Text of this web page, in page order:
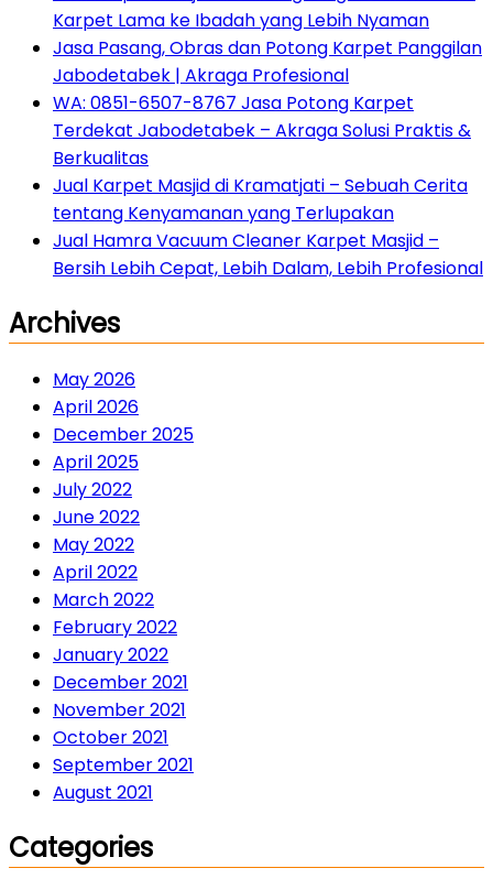
Karpet Lama ke Ibadah yang Lebih Nyaman
Jasa Pasang, Obras dan Potong Karpet Panggilan
Jabodetabek | Akraga Profesional
WA: 0851-6507-8767 Jasa Potong Karpet
Terdekat Jabodetabek – Akraga Solusi Praktis &
Berkualitas
Jual Karpet Masjid di Kramatjati – Sebuah Cerita
tentang Kenyamanan yang Terlupakan
Jual Hamra Vacuum Cleaner Karpet Masjid –
Bersih Lebih Cepat, Lebih Dalam, Lebih Profesional
Archives
May 2026
April 2026
December 2025
April 2025
July 2022
June 2022
May 2022
April 2022
March 2022
February 2022
January 2022
December 2021
November 2021
October 2021
September 2021
August 2021
Categories